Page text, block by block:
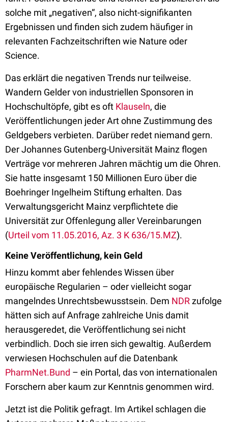
solche mit „negativen“, also nicht-signifikanten
Ergebnissen und finden sich zudem häufiger in
relevanten Fachzeitschriften wie Nature oder
Science.
Das erklärt die negativen Trends nur teilweise.
Wandern Gelder von industriellen Sponsoren in
Hochschultöpfe, gibt es oft Klauseln, die
Veröffentlichungen jeder Art ohne Zustimmung des
Geldgebers verbieten. Darüber redet niemand gern.
Der Johannes Gutenberg-Universität Mainz flogen
Verträge vor mehreren Jahren mächtig um die Ohren.
Sie hatte insgesamt 150 Millionen Euro über die
Boehringer Ingelheim Stiftung erhalten. Das
Verwaltungsgericht Mainz verpflichtete die
Universität zur Offenlegung aller Vereinbarungen
(Urteil vom 11.05.2016, Az. 3 K 636/15.MZ).
Keine Veröffentlichung, kein Geld
Hinzu kommt aber fehlendes Wissen über
europäische Regularien – oder vielleicht sogar
mangelndes Unrechtsbewusstsein. Dem NDRzufolge
hätten sich auf Anfrage zahlreiche Unis damit
herausgeredet, die Veröffentlichung sei nicht
verbindlich. Doch sie irren sich gewaltig. Außerdem
verwiesen Hochschulen auf die Datenbank
PharmNet.Bund – ein Portal, das von internationalen
Forschern aber kaum zur Kenntnis genommen wird.
Jetzt ist die Politik gefragt. Im Artikel schlagen die